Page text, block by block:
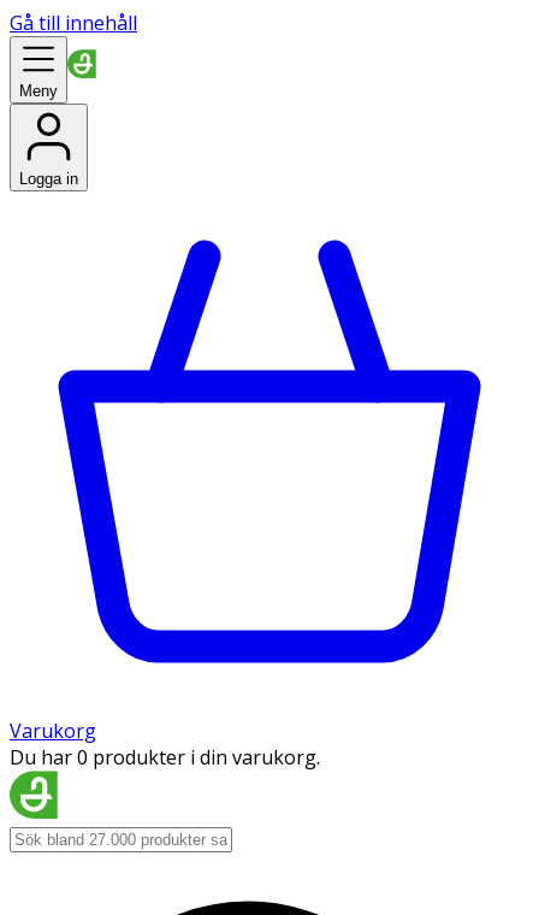
Gå till innehåll
Meny
Logga in
Varukorg
Du har 0 produkter i din varukorg.